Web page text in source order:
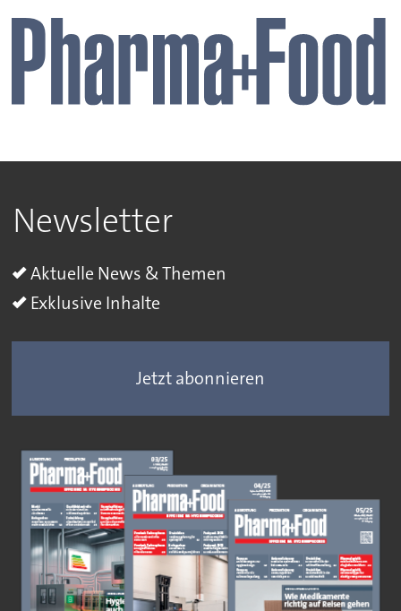
Newsletter
Aktuelle News & Themen
Exklusive Inhalte
Jetzt abonnieren